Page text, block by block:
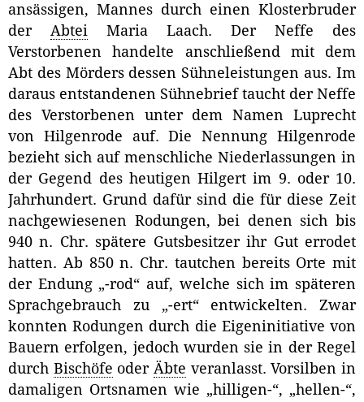
ansässigen, Mannes durch einen Klosterbruder
der Abtei Maria Laach. Der Neffe des
Verstorbenen handelte anschließend mit dem
Abt des Mörders dessen Sühneleistungen aus. Im
daraus entstandenen Sühnebrief taucht der Neffe
des Verstorbenen unter dem Namen Luprecht
von Hilgenrode auf. Die Nennung Hilgenrode
bezieht sich auf menschliche Niederlassungen in
der Gegend des heutigen Hilgert im 9. oder 10.
Jahrhundert. Grund dafür sind die für diese Zeit
nachgewiesenen Rodungen, bei denen sich bis
940 n. Chr. spätere Gutsbesitzer ihr Gut errodet
hatten. Ab 850 n. Chr. tautchen bereits Orte mit
der Endung „-rod“ auf, welche sich im späteren
Sprachgebrauch zu „-ert“ entwickelten. Zwar
konnten Rodungen durch die Eigeninitiative von
Bauern erfolgen, jedoch wurden sie in der Regel
durch Bischöfe oderÄbte veranlasst. Vorsilben in
damaligen Ortsnamen wie „hilligen-“, „hellen-“,